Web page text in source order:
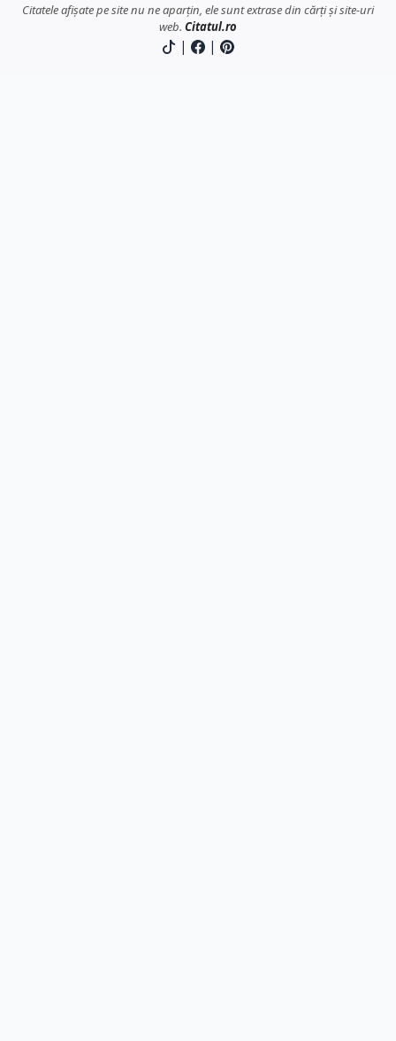
Citatele afișate pe site nu ne aparțin, ele sunt extrase din cărți și site-uri
web. Citatul.ro
| |